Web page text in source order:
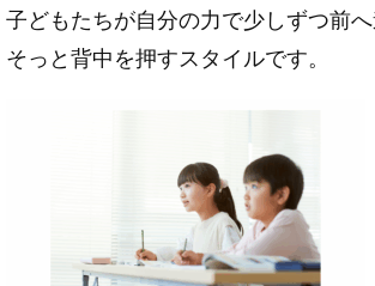
子どもたちが自分の力で少しずつ前へ
そっと背中を押すスタイルです。